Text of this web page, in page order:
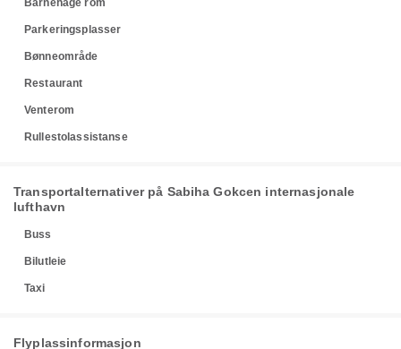
Barnehage rom
Parkeringsplasser
Bønneområde
Restaurant
Venterom
Rullestolassistanse
Transportalternativer på Sabiha Gokcen internasjonale
lufthavn
Buss
Bilutleie
Taxi
Flyplassinformasjon